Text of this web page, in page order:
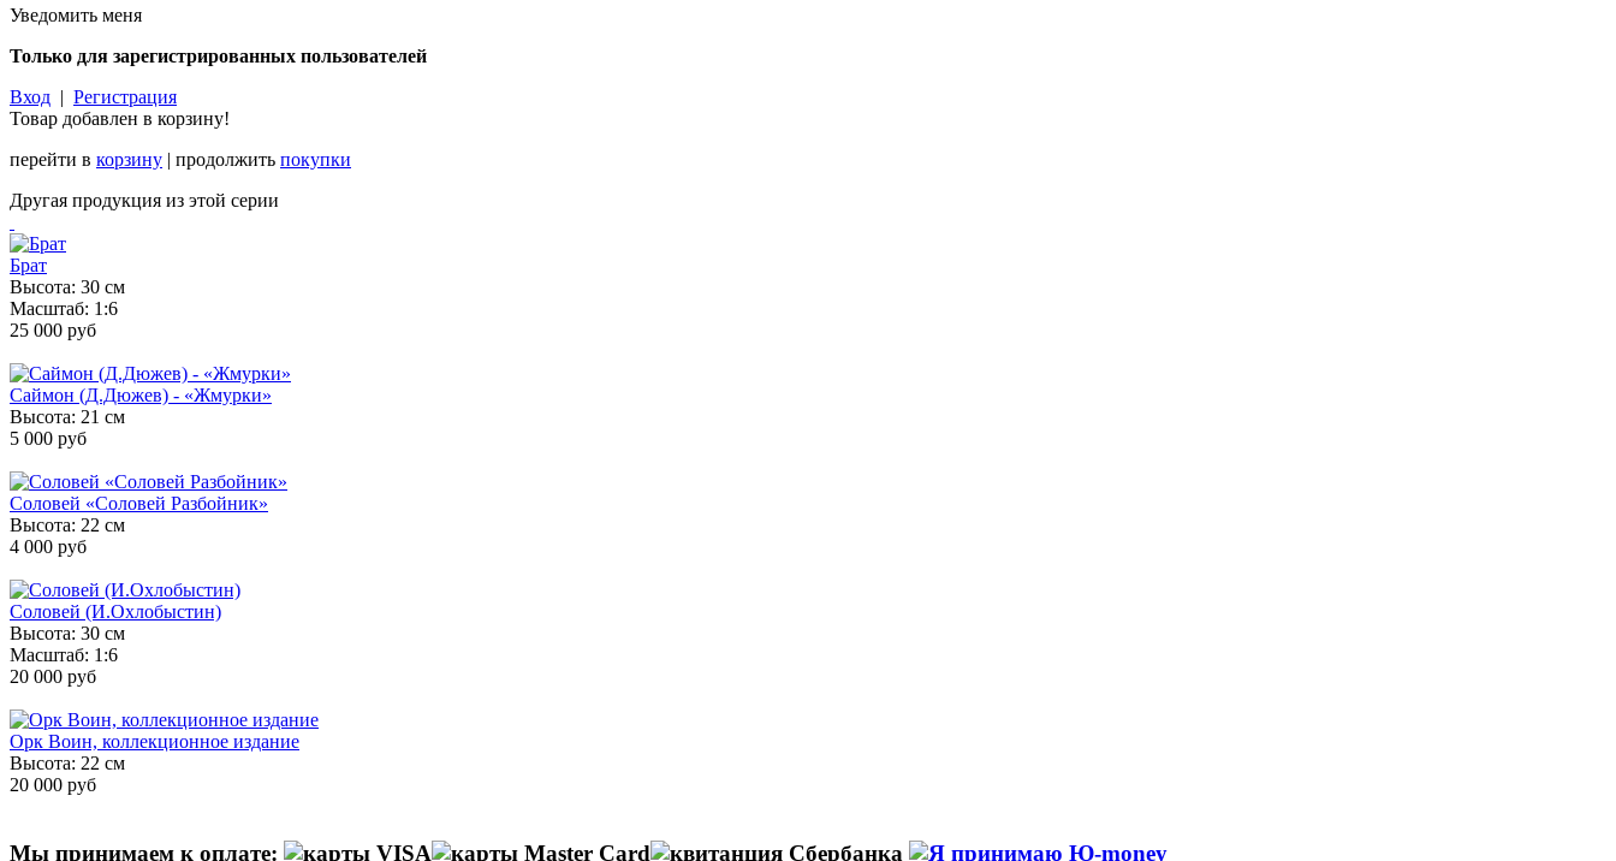
Уведомить меня
Только для зарегистрированных пользователей
Вход | Регистрация
Товар добавлен в корзину!
перейти в корзину | продолжить покупки
Другая продукция из этой серии
Брат
Высота: 30 см
Масштаб: 1:6
25 000 руб
Саймон (Д.Дюжев) - «Жмурки»
Высота: 21 см
5 000 руб
Соловей «Соловей Разбойник»
Высота: 22 см
4 000 руб
Соловей (И.Охлобыстин)
Высота: 30 см
Масштаб: 1:6
20 000 руб
Орк Воин, коллекционное издание
Высота: 22 см
20 000 руб
Мы принимаем к оплате: